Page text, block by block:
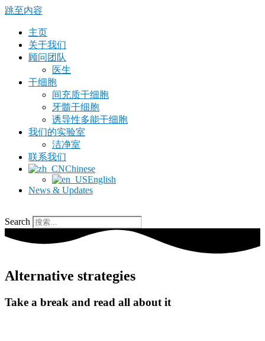
跳至内容
主页
关于我们
顾问团队
医生
干细胞
间充质干细胞
牙髓干细胞
诱导性多能干细胞
我们的实验室
洁净室
联系我们
Chinese
English
News & Updates
Search
Alternative strategies
Take a break and read all about it